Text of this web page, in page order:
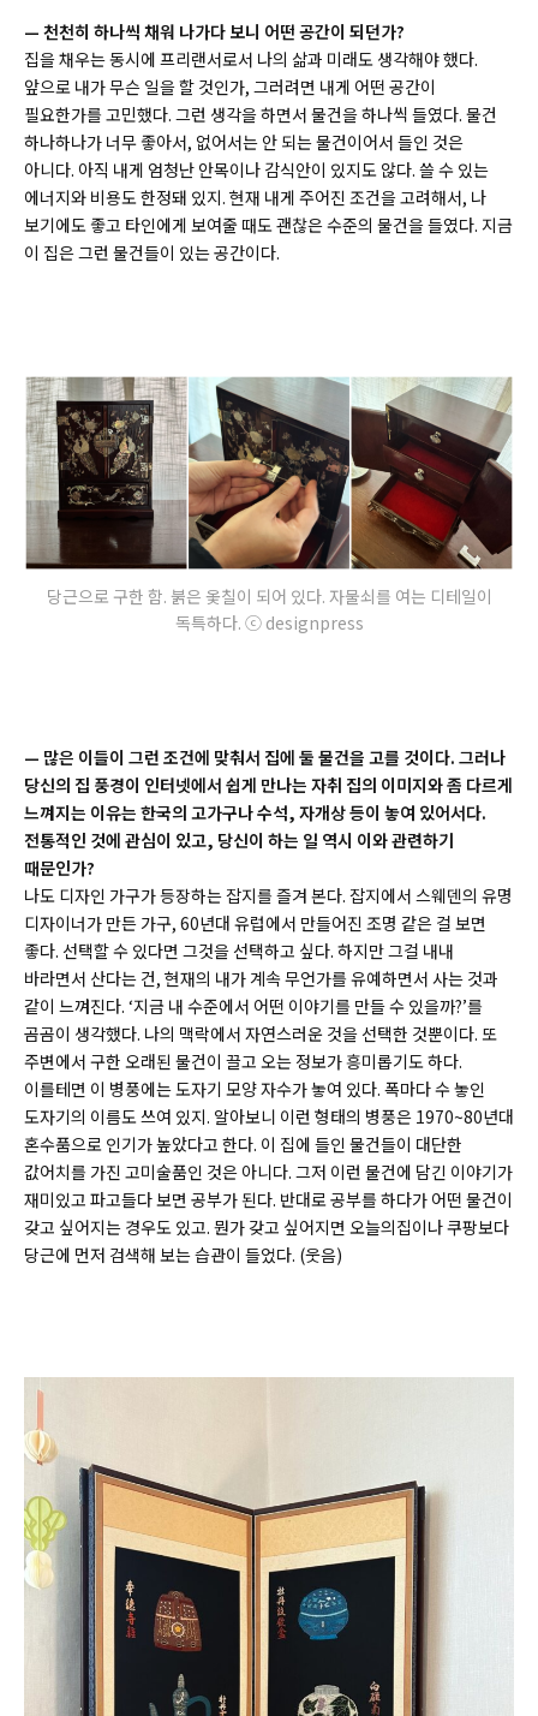
— 천천히 하나씩 채워 나가다 보니 어떤 공간이 되던가?
집을 채우는 동시에 프리랜서로서 나의 삶과 미래도 생각해야 했다.
앞으로 내가 무슨 일을 할 것인가, 그러려면 내게 어떤 공간이
필요한가를 고민했다. 그런 생각을 하면서 물건을 하나씩 들였다. 물건
하나하나가 너무 좋아서, 없어서는 안 되는 물건이어서 들인 것은
아니다. 아직 내게 엄청난 안목이나 감식안이 있지도 않다. 쓸 수 있는
에너지와 비용도 한정돼 있지. 현재 내게 주어진 조건을 고려해서, 나
보기에도 좋고 타인에게 보여줄 때도 괜찮은 수준의 물건을 들였다. 지금
이 집은 그런 물건들이 있는 공간이다.
당근으로 구한 함. 붉은 옻칠이 되어 있다. 자물쇠를 여는 디테일이
독특하다. ⓒ designpress
— 많은 이들이 그런 조건에 맞춰서 집에 둘 물건을 고를 것이다. 그러나
당신의 집 풍경이 인터넷에서 쉽게 만나는 자취 집의 이미지와 좀 다르게
느껴지는 이유는 한국의 고가구나 수석, 자개상 등이 놓여 있어서다.
전통적인 것에 관심이 있고, 당신이 하는 일 역시 이와 관련하기
때문인가?
나도 디자인 가구가 등장하는 잡지를 즐겨 본다. 잡지에서 스웨덴의 유명
디자이너가 만든 가구, 60년대 유럽에서 만들어진 조명 같은 걸 보면
좋다. 선택할 수 있다면 그것을 선택하고 싶다. 하지만 그걸 내내
바라면서 산다는 건, 현재의 내가 계속 무언가를 유예하면서 사는 것과
같이 느껴진다. ‘지금 내 수준에서 어떤 이야기를 만들 수 있을까?’를
곰곰이 생각했다. 나의 맥락에서 자연스러운 것을 선택한 것뿐이다. 또
주변에서 구한 오래된 물건이 끌고 오는 정보가 흥미롭기도 하다.
이를테면 이 병풍에는 도자기 모양 자수가 놓여 있다. 폭마다 수 놓인
도자기의 이름도 쓰여 있지. 알아보니 이런 형태의 병풍은 1970~80년대
혼수품으로 인기가 높았다고 한다. 이 집에 들인 물건들이 대단한
값어치를 가진 고미술품인 것은 아니다. 그저 이런 물건에 담긴 이야기가
재미있고 파고들다 보면 공부가 된다. 반대로 공부를 하다가 어떤 물건이
갖고 싶어지는 경우도 있고. 뭔가 갖고 싶어지면 오늘의집이나 쿠팡보다
당근에 먼저 검색해 보는 습관이 들었다. (웃음)